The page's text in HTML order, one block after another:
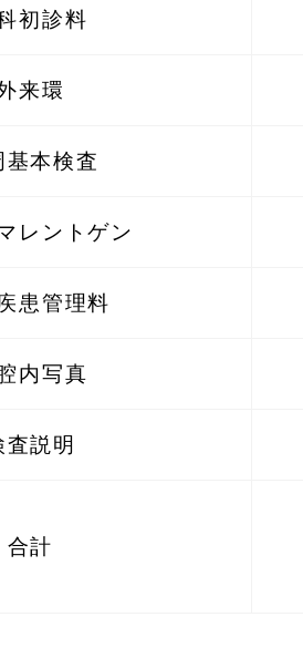
初診料
来環
基本検査
レントゲン
患管理料
内写真
査説明
合計